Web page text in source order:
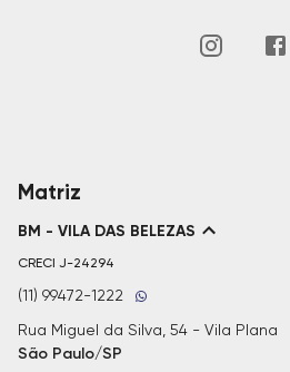
Matriz
BM - VILA DAS BELEZAS
CRECI J-24294
(11) 99472-1222
Rua Miguel da Silva, 54 - Vila Plana
São Paulo/SP